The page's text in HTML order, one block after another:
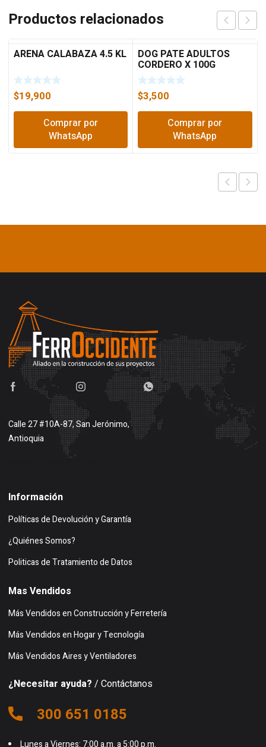
Productos relacionados
ARENA CALABAZA 4.5 KL
$19,900
Comprar por
WhatsApp
DOG PATE ADULTOS
CORDERO X 100G
$3,500
Comprar por
WhatsApp
Calle 27 #10A-87, San Jerónimo,
Antioquia
Información
Políticas de Devolución y Garantía
¿Quiénes Somos?
Politicas de Tratamiento de Datos
Mas Vendidos
Más Vendidos en Construcción y Ferretería
Más Vendidos en Hogar y Tecnología
Más Vendidos Aires y Ventiladores
¿Necesitar ayuda? / Contáctanos
300 651 0185
Lunes a Viernes: 7:00 a.m. a 5:00 p.m.